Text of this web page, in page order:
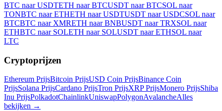
BTC naar USDTETH naar BTCUSDT naar BTCSOL naar
TONBTC naar ETHETH naar USDTUSDT naar USDCSOL naar
BTCBTC naar XMRETH naar BNBUSDT naar TRXSOL naar
ETHBTC naar SOLETH naar SOLUSDT naar ETHSOL naar
LTC
Cryptoprijzen
Ethereum PrijsBitcoin PrijsUSD Coin PrijsBinance Coin
PrijsSolana PrijsCardano PrijsTron PrijsXRP PrijsMonero PrijsShiba
Inu PrijsPolkadotChainlinkUniswapPolygonAvalancheAlles
bekijken →